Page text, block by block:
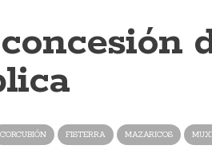
CORCUBIÓN FISTERRA MAZARICOS